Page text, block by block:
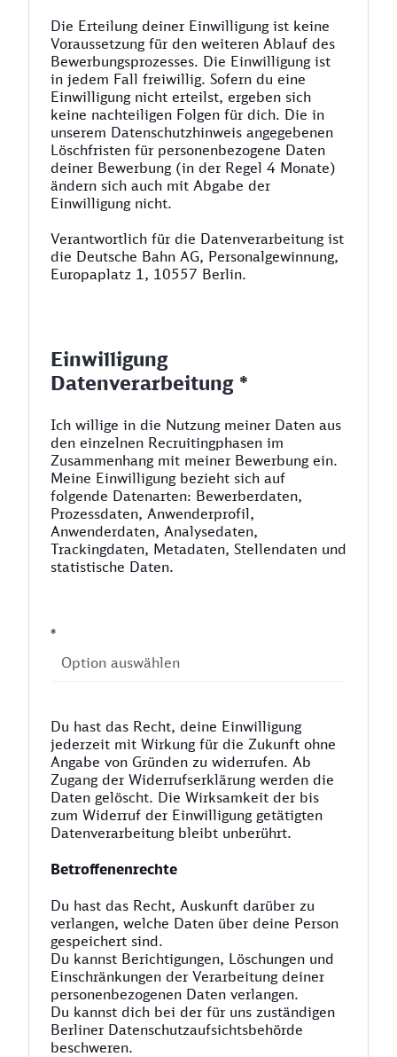
Die Erteilung deiner Einwilligung ist keine
Voraussetzung für den weiteren Ablauf des
Bewerbungsprozesses. Die Einwilligung ist
in jedem Fall freiwillig. Sofern du eine
Einwilligung nicht erteilst, ergeben sich
keine nachteiligen Folgen für dich. Die in
unserem Datenschutzhinweis angegebenen
Löschfristen für personenbezogene Daten
deiner Bewerbung (in der Regel 4 Monate)
ändern sich auch mit Abgabe der
Einwilligung nicht.
Verantwortlich für die Datenverarbeitung ist
die Deutsche Bahn AG, Personalgewinnung,
Europaplatz 1, 10557 Berlin.
Einwilligung
Datenverarbeitung *
Ich willige in die Nutzung meiner Daten aus
den einzelnen Recruitingphasen im
Zusammenhang mit meiner Bewerbung ein.
Meine Einwilligung bezieht sich auf
folgende Datenarten: Bewerberdaten,
Prozessdaten, Anwenderprofil,
Anwenderdaten, Analysedaten,
Trackingdaten, Metadaten, Stellendaten und
statistische Daten.
*
Du hast das Recht, deine Einwilligung
jederzeit mit Wirkung für die Zukunft ohne
Angabe von Gründen zu widerrufen. Ab
Zugang der Widerrufserklärung werden die
Daten gelöscht. Die Wirksamkeit der bis
zum Widerruf der Einwilligung getätigten
Datenverarbeitung bleibt unberührt.
Betroffenenrechte
Du hast das Recht, Auskunft darüber zu
verlangen, welche Daten über deine Person
gespeichert sind.
Du kannst Berichtigungen, Löschungen und
Einschränkungen der Verarbeitung deiner
personenbezogenen Daten verlangen.
Du kannst dich bei der für uns zuständigen
Berliner Datenschutzaufsichtsbehörde
beschweren.